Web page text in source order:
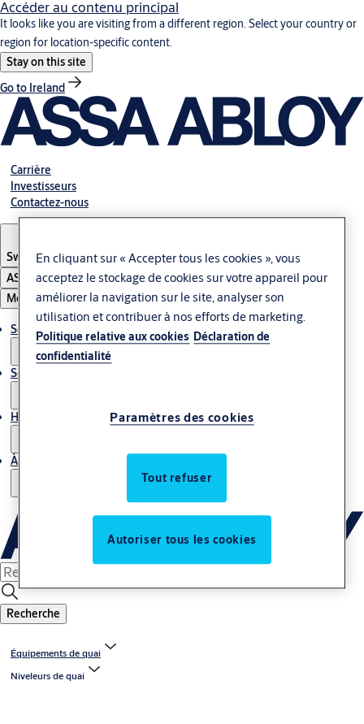
Accéder au contenu principal
It looks like you are visiting from a different region. Select your country or
region for location-specific content.
Stay on this site
Go to Ireland
Carrière
Investisseurs
Contactez-nous
Switzerland·Français
ASSA ABLOY Group
Menu
Solutions
Service
Histoires
À propos de nous
Recherche
Équipements de quai
Niveleurs de quai
En cliquant sur « Accepter tous les cookies », vous
acceptez le stockage de cookies sur votre appareil pour
améliorer la navigation sur le site, analyser son
utilisation et contribuer à nos efforts de marketing.
Politique relative aux cookies Déclaration de
confidentialité
Paramètres des cookies
Tout refuser
Autoriser tous les cookies